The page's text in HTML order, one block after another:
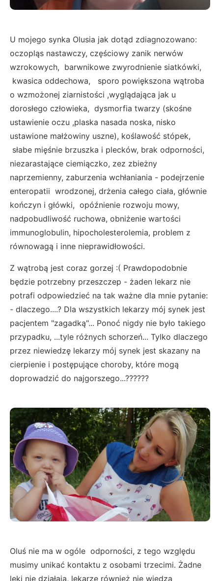
U mojego synka Olusia jak dotąd zdiagnozowano:
oczopląs nastawczy, częściowy zanik nerwów
wzrokowych, barwnikowe zwyrodnienie siatkówki,
kwasica oddechowa, sporo powiększona wątroba
o wzmożonej ziarnistości ,wyglądająca jak u
dorosłego człowieka, dysmorfia twarzy (skośne
ustawienie oczu ,plaska nasada noska, nisko
ustawione małżowiny uszne), koślawość stópek,
słabe mięśnie brzuszka i plecków, brak odporności,
niezarastające ciemiączko, zez zbieżny
naprzemienny, zaburzenia wchłaniania - podejrzenie
enteropatii wrodzonej, drżenia całego ciała, głównie
kończyn i główki, opóźnienie rozwoju mowy,
nadpobudliwość ruchowa, obniżenie wartości
immunoglobulin, hipocholesterolemia, problem z
równowagą i inne nieprawidłowości.
Z wątrobą jest coraz gorzej :( Prawdopodobnie
będzie potrzebny przeszczep - żaden lekarz nie
potrafi odpowiedzieć na tak ważne dla mnie pytanie:
- dlaczego....? Dla wszystkich lekarzy mój synek jest
pacjentem "zagadką"... Ponoć nigdy nie było takiego
przypadku, ...tyle różnych schorzeń... Tylko dlaczego
przez niewiedzę lekarzy mój synek jest skazany na
cierpienie i postępujące choroby, które mogą
doprowadzić do najgorszego...??????
Oluś nie ma w ogóle odporności, z tego względu
musimy unikać kontaktu z osobami trzecimi. Żadne
leki nie działają, lekarze również nie wiedzą